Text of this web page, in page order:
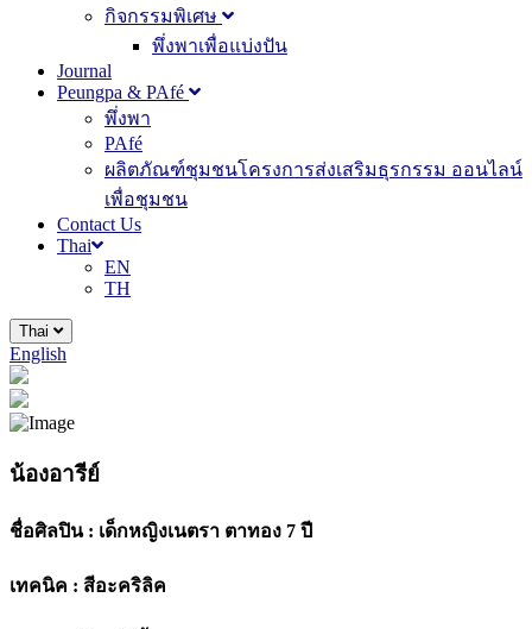
กิจกรรมพิเศษ
พึ่งพาเพื่อแบ่งปัน
Journal
Peungpa & PAfé
พึ่งพา
PAfé
ผลิตภัณฑ์ชุมชนโครงการส่งเสริมธุรกรรม ออนไลน์
เพื่อชุมชน
Contact Us
Thai
EN
TH
Thai
English
น้องอารีย์
ชื่อศิลปิน : เด็กหญิงเนตรา ตาทอง 7 ปี
เทคนิค : สีอะคริลิค